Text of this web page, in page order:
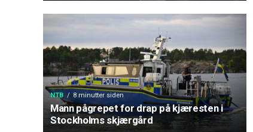
NTB 8 minutter siden
Mann pågrepet for drap på kjæresten i
Stockholms skjærgård